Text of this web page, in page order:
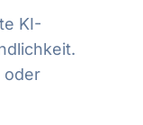
KI-
oder